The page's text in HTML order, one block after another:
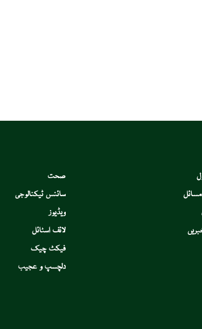
صحت
سائنس ٹیکنالوجی
ویڈیوز
لائف اسٹائل
فیکٹ چیک
دلچسپ و عجیب